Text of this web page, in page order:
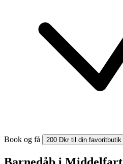
Book og få 200 Dkr til din favoritbutik